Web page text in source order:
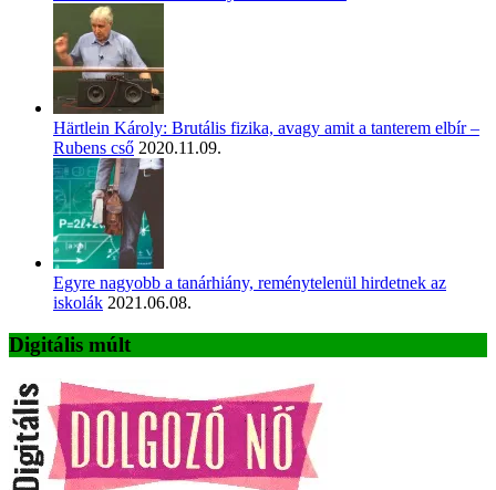
Härtlein Károly: Brutális fizika, avagy amit a tanterem elbír –
Rubens cső 2020.11.09.
Egyre nagyobb a tanárhiány, reménytelenül hirdetnek az
iskolák 2021.06.08.
Digitális múlt